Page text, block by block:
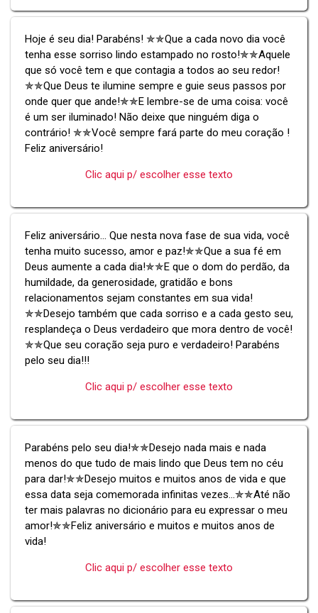
Hoje é seu dia! Parabéns! ✯✯Que a cada novo dia você
tenha esse sorriso lindo estampado no rosto!✯✯Aquele
que só você tem e que contagia a todos ao seu redor!
✯✯Que Deus te ilumine sempre e guie seus passos por
onde quer que ande!✯✯E lembre-se de uma coisa: você
é um ser iluminado! Não deixe que ninguém diga o
contrário! ✯✯Você sempre fará parte do meu coração !
Feliz aniversário!
Clic aqui p/ escolher esse texto
Feliz aniversário... Que nesta nova fase de sua vida, você
tenha muito sucesso, amor e paz!✯✯Que a sua fé em
Deus aumente a cada dia!✯✯E que o dom do perdão, da
humildade, da generosidade, gratidão e bons
relacionamentos sejam constantes em sua vida!
✯✯Desejo também que cada sorriso e a cada gesto seu,
resplandeça o Deus verdadeiro que mora dentro de você!
✯✯Que seu coração seja puro e verdadeiro! Parabéns
pelo seu dia!!!
Clic aqui p/ escolher esse texto
Parabéns pelo seu dia!✯✯Desejo nada mais e nada
menos do que tudo de mais lindo que Deus tem no céu
para dar!✯✯Desejo muitos e muitos anos de vida e que
essa data seja comemorada infinitas vezes...✯✯Até não
ter mais palavras no dicionário para eu expressar o meu
amor!✯✯Feliz aniversário e muitos e muitos anos de
vida!
Clic aqui p/ escolher esse texto